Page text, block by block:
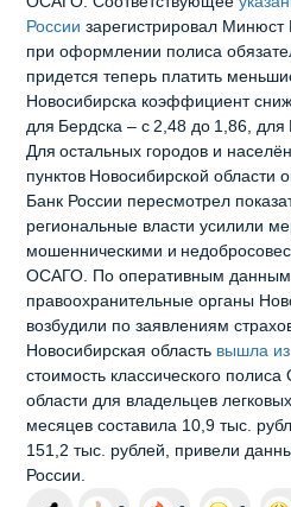
России зарегистрировал
при оформлении полиса
придется теперь платить
Новосибирска коэффициент
для Бердска – с 2,48 до 1,86, для
Для остальных городов и
пунктов Новосибирской области
Банк России пересмотрел
региональные власти усилили
мошенническими и
ОСАГО. По оперативным данным
правоохранительные органы
возбудили по заявлениям
Новосибирская область вышла из
стоимость классического
области для владельцев
месяцев составила 10,9 тыс.
151,2 тыс. рублей, привели
России.